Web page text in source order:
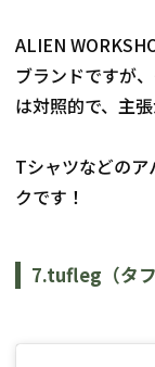
ALIEN
ブランドですが
は対照的で、主
Tシャツなどの
クです！
7.tufleg（タフ